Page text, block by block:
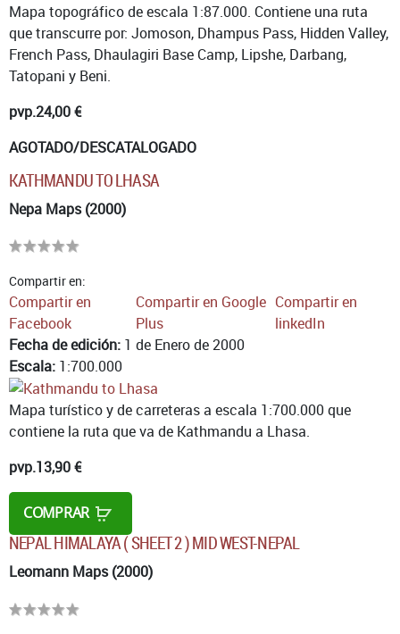
Mapa topográfico de escala 1:87.000. Contiene una ruta
que transcurre por: Jomoson, Dhampus Pass, Hidden Valley,
French Pass, Dhaulagiri Base Camp, Lipshe, Darbang,
Tatopani y Beni.
pvp.24,00 €
AGOTADO/DESCATALOGADO
KATHMANDU TO LHASA
Nepa Maps (2000)
Compartir en:
Compartir en
Facebook
Compartir en Google
Plus
Compartir en
linkedIn
Fecha de edición: 1 de Enero de 2000
Escala: 1:700.000
Mapa turístico y de carreteras a escala 1:700.000 que
contiene la ruta que va de Kathmandu a Lhasa.
pvp.13,90 €
COMPRAR
NEPAL HIMALAYA ( SHEET 2 ) MID WEST-NEPAL
Leomann Maps (2000)